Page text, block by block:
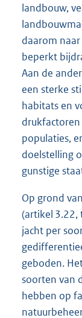
landbouw,
daarom
beperkt
Aan de
een sterke
habitats en
populaties,
doelstelling
gunstige
Op grond
(artikel 3.22,
jacht per
geboden.
soorten van
hebben op